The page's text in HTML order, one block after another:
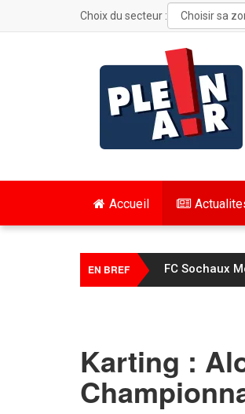
Choix du secteur :
Accueil
EN BREF FC Sochaux
Karting :